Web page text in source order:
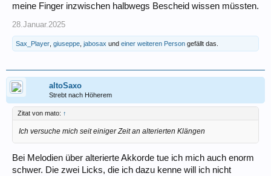
meine Finger inzwischen halbwegs Bescheid wissen müssten.
28.Januar.2025
Sax_Player giuseppe jabosax und einer weiteren Person gefällt das.
altoSaxo
Strebt nach Höherem
Zitat von mato: ↑
Ich versuche mich seit einiger Zeit an alterierten Klängen
Bei Melodien über alterierte Akkorde tue ich mich auch enorm
schwer. Die zwei Licks, die ich dazu kenne will ich nicht